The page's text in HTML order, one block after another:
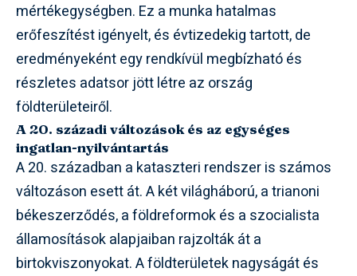
mértékegységben. Ez a munka hatalmas
erőfeszítést igényelt, és évtizedekig tartott, de
eredményeként egy rendkívül megbízható és
részletes adatsor jött létre az ország
földterületeiről.
A 20. századi változások és az egységes
ingatlan-nyilvántartás
A 20. században a kataszteri rendszer is számos
változáson esett át. A két világháború, a trianoni
békeszerződés, a földreformok és a szocialista
államosítások alapjaiban rajzolták át a
birtokviszonyokat. A földterületek nagyságát és